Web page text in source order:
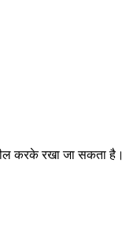
करके रखा जा सकता है।